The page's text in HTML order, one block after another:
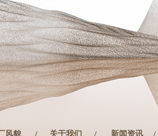
风貌 关于我们 新闻资讯